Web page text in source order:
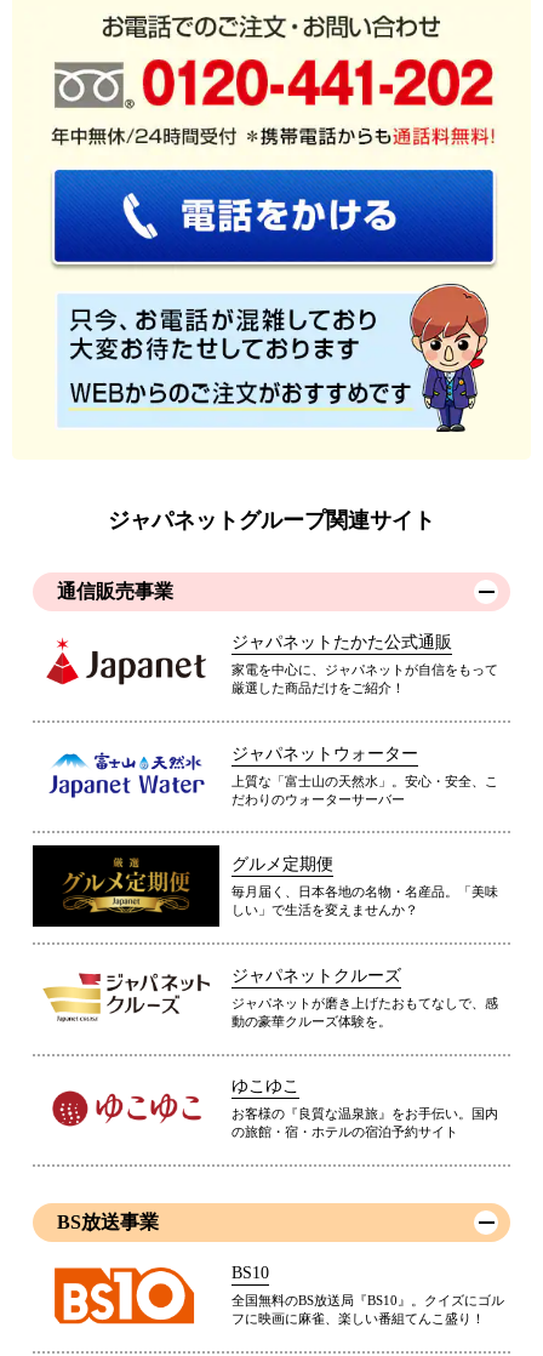
ジャパネットグループ関連サイト
通信販売事業
ジャパネットたかた公式通販
家電を中心に、ジャパネットが自信をもって
厳選した商品だけをご紹介！
ジャパネットウォーター
上質な「富士山の天然水」。安心・安全、こ
だわりのウォーターサーバー
グルメ定期便
毎月届く、日本各地の名物・名産品。「美味
しい」で生活を変えませんか？
ジャパネットクルーズ
ジャパネットが磨き上げたおもてなしで、感
動の豪華クルーズ体験を。
ゆこゆこ
お客様の『良質な温泉旅』をお手伝い。国内
の旅館・宿・ホテルの宿泊予約サイト
BS放送事業
BS10
全国無料のBS放送局『BS10』。クイズにゴル
フに映画に麻雀、楽しい番組てんこ盛り！